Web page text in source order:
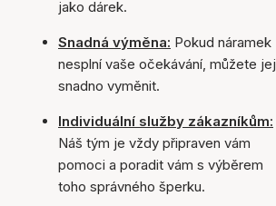
jako dárek.
Snadná výměna: Pokud náramek
nesplní vaše očekávání, můžete jej
snadno vyměnit.
Individuální služby zákazníkům:
Náš tým je vždy připraven vám
pomoci a poradit vám s výběrem
toho správného šperku.